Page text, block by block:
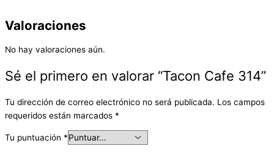
Valoraciones
No hay valoraciones aún.
Sé el primero en valorar “Tacon Cafe 314”
Tu dirección de correo electrónico no será publicada. Los campos
requeridos están marcados *
Tu puntuación *